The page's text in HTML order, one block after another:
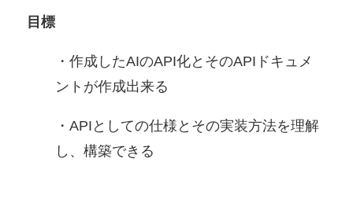
目標
・作成したAIのAPI化とそのAPIドキュメ
ントが作成出来る
・APIとしての仕様とその実装方法を理解
し、構築できる